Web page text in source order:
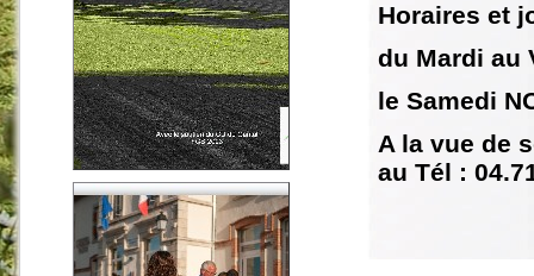
Horaires et
du Mardi au
le Samedi
A la vue de
au Tél :